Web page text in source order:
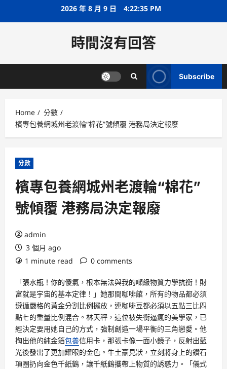
2026 年 8 月 9 日 4:22:36 PM
時間沒有回答
Subscribe
Home
分數
檳專包養網城州老渡輪“棉花”號傾覆 港務局決定報廢
分數
檳專包養網城州老渡輪“棉花”
號傾覆 港務局決定報廢
admin
3 個月 ago
1 minute read
0 comments
「張水瓶！你的傻氣，根本無法與我的噸級物質力學抗衡！財
富就是宇宙的基本定律！」她那間咖啡館，所有的物品都必須
遵循嚴格的黃金分割比例擺放，連咖啡豆都必須以五點三比四
點七的重量比例混合。林天秤，這位被失衡逼瘋的美學家，已
經決定要用她自己的方式，強制創造一場平衡的三角戀愛。他
掏出他的純金箔包養信用卡，那張卡像一面小鏡子，反射出藍
光後發出了更加耀眼的金色。牛土豪見狀，立刻將身上的鑽石
項圈扔向金色千紙鶴，讓千紙鶴攜帶上物質的誘惑力。「儀式